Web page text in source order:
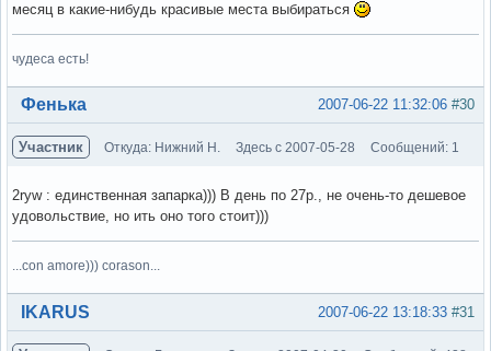
месяц в какие-нибудь красивые места выбираться
чудеса есть!
Вне форума #30
2007-06-22 11:32:06
Фенька
Участник Откуда: Нижний Н. Здесь с 2007-05-28 Сообщений: 1
2ryw : единственная запарка))) В день по 27р., не очень-то дешевое
удовольствие, но ить оно того стоит)))
...con amore))) corason...
Вне форума #31
2007-06-22 13:18:33
IKARUS